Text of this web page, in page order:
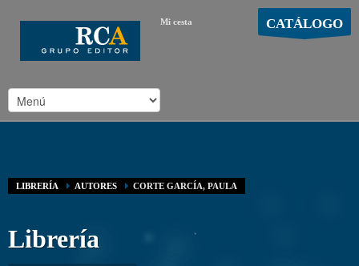
Mi cesta CATÁLOGO
LIBRERÍA AUTORES CORTE GARCÍA, PAULA
Librería